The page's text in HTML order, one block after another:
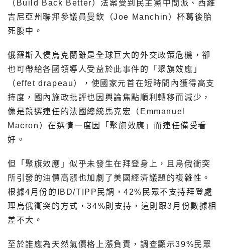
（Build Back Better）法案受到民主黨中間派、西維
吉尼亞州聯邦參議員曼欽（Joe Manchin）杯葛後胎
死腹中。
俄羅斯入侵烏克蘭雖是全球巨大的外交政策危機，卻
也可帶給各國領導人受益於此事件的「聚旗效應」
（effet drapeau），使國家元首在短時間內獲得高支
持度，國內施政批評也因輿論焦點順利轉移而減少，
像是競選連任的法國總統馬克宏（Emmanuel
Macron）在選情一度因「聚旗效應」而連任備受看
好。
但「聚旗效應」似乎未發生在拜登身上，且烏俄衝突
所引發的油價高漲也加劇了美國經濟議題的複雜性。
根據4月份的IBD/TIPP民調，42%民眾不支持拜登處
理烏俄衝突的方式，34%則支持，這則跟3月份數據相
差不大。
至於誰應為天然氣價格上漲負責，調查顯示39%民眾